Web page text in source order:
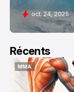
oct. 24, 2025
Récents
MMA
MMA